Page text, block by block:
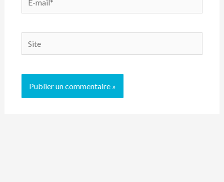
mail*